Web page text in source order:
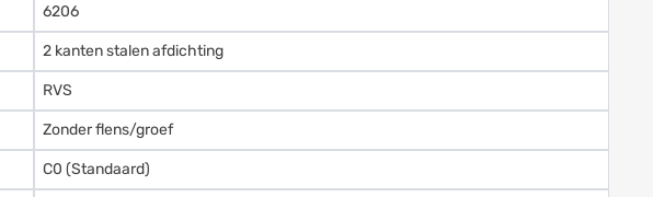
6206
2 kanten stalen afdichting
RVS
Zonder flens/groef
C0 (Standaard)